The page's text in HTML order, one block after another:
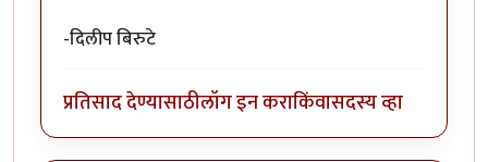
-दिलीप बिरुटे
प्रतिसाद देण्यासाठीलॉग इन कराकिंवासदस्य व्हा